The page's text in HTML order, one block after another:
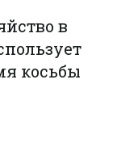
в
косьбы